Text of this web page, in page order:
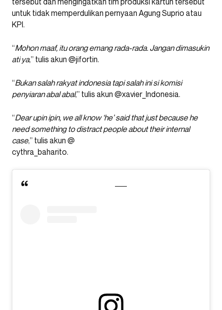
untuk tidak memperdulikan pernyaan Agung Suprio atau
KPI.
“Mohon maaf, itu orang emang rada-rada. Jangan dimasukin
ati ya,” tulis akun @jifortin.
“Bukan salah rakyat indonesia tapi salah ini si komisi
penyiaran abal abal,” tulis akun @xavier_Indonesia.
“Dear upin ipin, we all know ‘he’ said that just because he
need something to distract people about their internal
case,” tulis akun @
cythra_baharito.